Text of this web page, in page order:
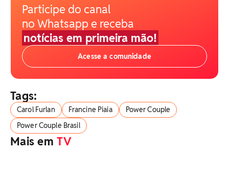
Participe do canal
no Whatsapp e receba
notícias em primeira mão!
Acesse a comunidade
Tags:
Carol Furlan Francine Piaia
Power Couple
Power Couple Brasil
Mais emTV